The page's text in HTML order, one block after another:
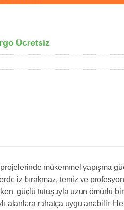
Ücretsiz
mükemmel yapışma
iz bırakmaz, temiz ve
güçlü tutuşuyla uzun ömürlü
alanlara rahatça uygulanabilir.